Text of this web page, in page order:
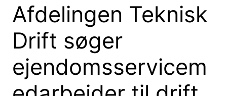
Afdelingen Teknisk
Drift søger
ejendomsservicem